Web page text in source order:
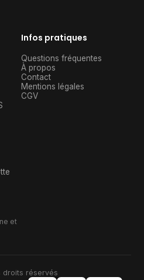
Infos pratiques
Questions fréquentes
À propos
Contact
Mentions légales
CGV
et
droits réservés